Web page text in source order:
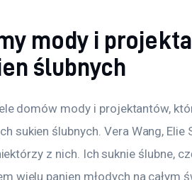
mody i
ślubnych
domów mody i projektantów,
sukien ślubnych. Vera Wang, Elie
z nich. Ich suknie ślubne,
wielu panien młodych na całym